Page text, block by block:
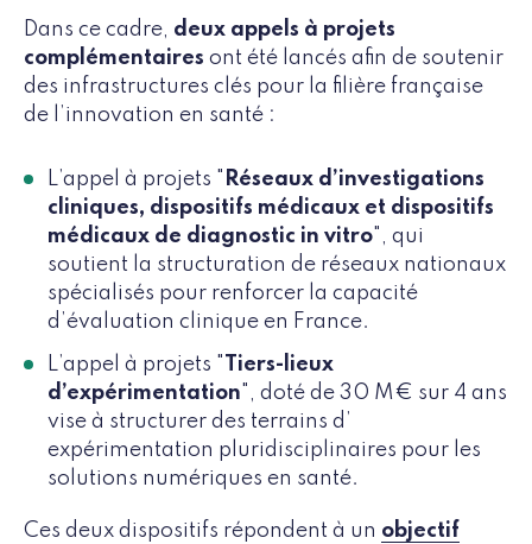
Dans ce cadre, deux appels à projets
complémentaires ont été lancés afin de soutenir
des infrastructures clés pour la filière française
de l’innovation en santé :
L’appel à projets " Réseaux d’investigations
cliniques, dispositifs médicaux et dispositifs
médicaux de diagnostic in vitro", qui
soutient la structuration de réseaux nationaux
spécialisés pour renforcer la capacité
d’évaluation clinique en France.
L’appel à projets "Tiers-lieux
d’expérimentation", doté de 30 M€ sur 4 ans
vise à structurer des terrains d’
expérimentation pluridisciplinaires pour les
solutions numériques en santé.
Ces deux dispositifs répondent à un objectif